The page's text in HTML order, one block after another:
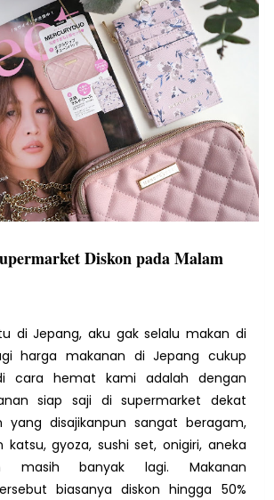
Diskon pada Malam
di Jepang, aku gak selalu makan di
harga makanan di Jepang cukup
cara hemat kami adalah dengan
siap saji di supermarket dekat
yang disajikanpun sangat beragam,
katsu, gyoza, sushi set, onigiri, aneka
masih banyak lagi. Makanan
biasanya diskon hingga 50%